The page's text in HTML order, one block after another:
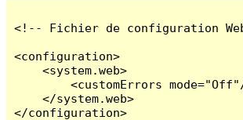
<!-- Fichier de configuration
<configuration>
    <system.web>
<customErrors
    </system.web>
</configuration>